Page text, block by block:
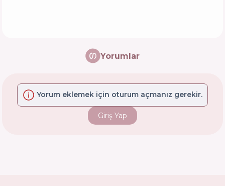
Yorumlar
Yorum eklemek için oturum açmanız gerekir.
Giriş Yap